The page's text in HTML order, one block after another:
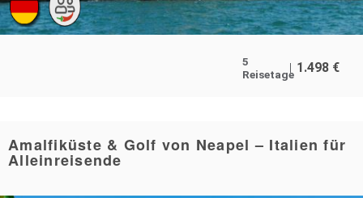
5
Reisetage 1.498 €
Amalfiküste & Golf von Neapel – Italien für
Alleinreisende